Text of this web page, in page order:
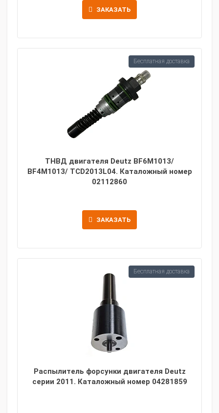
ЗАКАЗАТЬ
ТНВД двигателя Deutz BF6M1013/
BF4M1013/ TCD2013L04. Каталожный номер
02112860
ЗАКАЗАТЬ
Бесплатная доставка
Распылитель форсунки двигателя Deutz
серии 2011. Каталожный номер 04281859
Бесплатная доставка